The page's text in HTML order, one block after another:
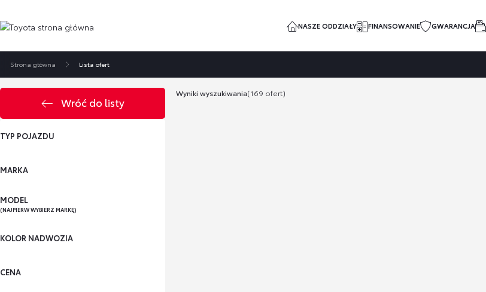
NASZE ODDZIAŁY FINANSOWANIE GWARANCJA
Strona główna Lista ofert
Wróć do listy
TYP POJAZDU
MARKA
MODEL
(NAJPIERW WYBIERZ MARKĘ)
KOLOR NADWOZIA
CENA
Wyniki wyszukiwania(169 ofert)